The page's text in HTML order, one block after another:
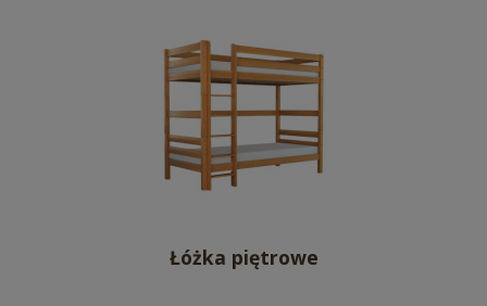
Łóżka piętrowe